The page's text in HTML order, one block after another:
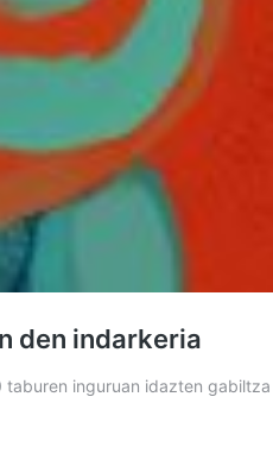
den indarkeria
inguruan idazten